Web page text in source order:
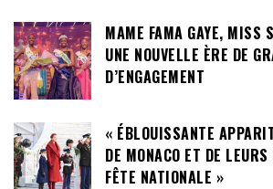
MAME FAMA GAYE, MISS
UNE NOUVELLE ÈRE DE
D’ENGAGEMENT
« ÉBLOUISSANTE
DE MONACO ET DE
FÊTE NATIONALE »